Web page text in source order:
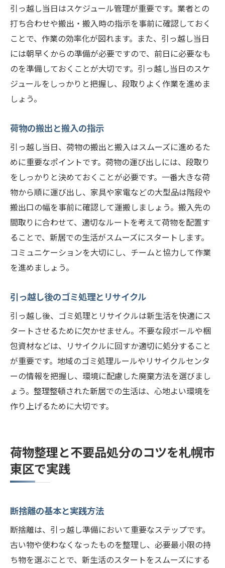
引っ越し当日はスケジュール管理が重要です。業者との
打ち合わせや搬出・搬入時の指示を事前に確認しておく
ことで、作業の効率化が図れます。また、引っ越し当日
には朝早くからの準備が必要ですので、前日に必要なも
のを準備しておくことが大切です。引っ越し当日のスケ
ジュールをしっかりと把握し、段取りよく作業を進めま
しょう。
荷物の搬出と搬入の指示
引っ越し当日、荷物の搬出と搬入はスムーズに進めるた
めに重要なポイントです。荷物の運び出しには、段取り
をしっかりと決めておくことが必要です。一番大きな荷
物から順に運び出し、家具や家電などの大型品は階段や
搬出口の幅を事前に確認して運搬しましょう。搬入先の
間取りに合わせて、適切なルートを考えて荷物を配置す
ることで、新居での生活がスムーズにスタートします。
コミュニケーションを大切にし、チームと協力して作業
を進めましょう。
引っ越し後のゴミ処理とリサイクル
引っ越し後、ゴミ処理とリサイクルは新生活を快適にス
タートさせるために欠かせません。不要な段ボールや梱
包資材などは、リサイクルに回すか適切に処分すること
が重要です。地域のゴミ処理ルールやリサイクルセンタ
ーの情報を把握し、環境に配慮した廃棄方法を選びまし
ょう。整理整頓された新居での生活は、心地よい環境を
作り上げるために大切です。
荷物整理と不要品処分のコツを札幌市
東区で実践
断捨離の基本と実践方法
断捨離は、引っ越し準備において重要なステップです。
古い物や使わなくなったものを整理し、必要最小限の持
ち物を選ぶことで、新生活のスタートをスムーズにする